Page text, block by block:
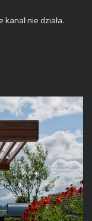
nie działa.